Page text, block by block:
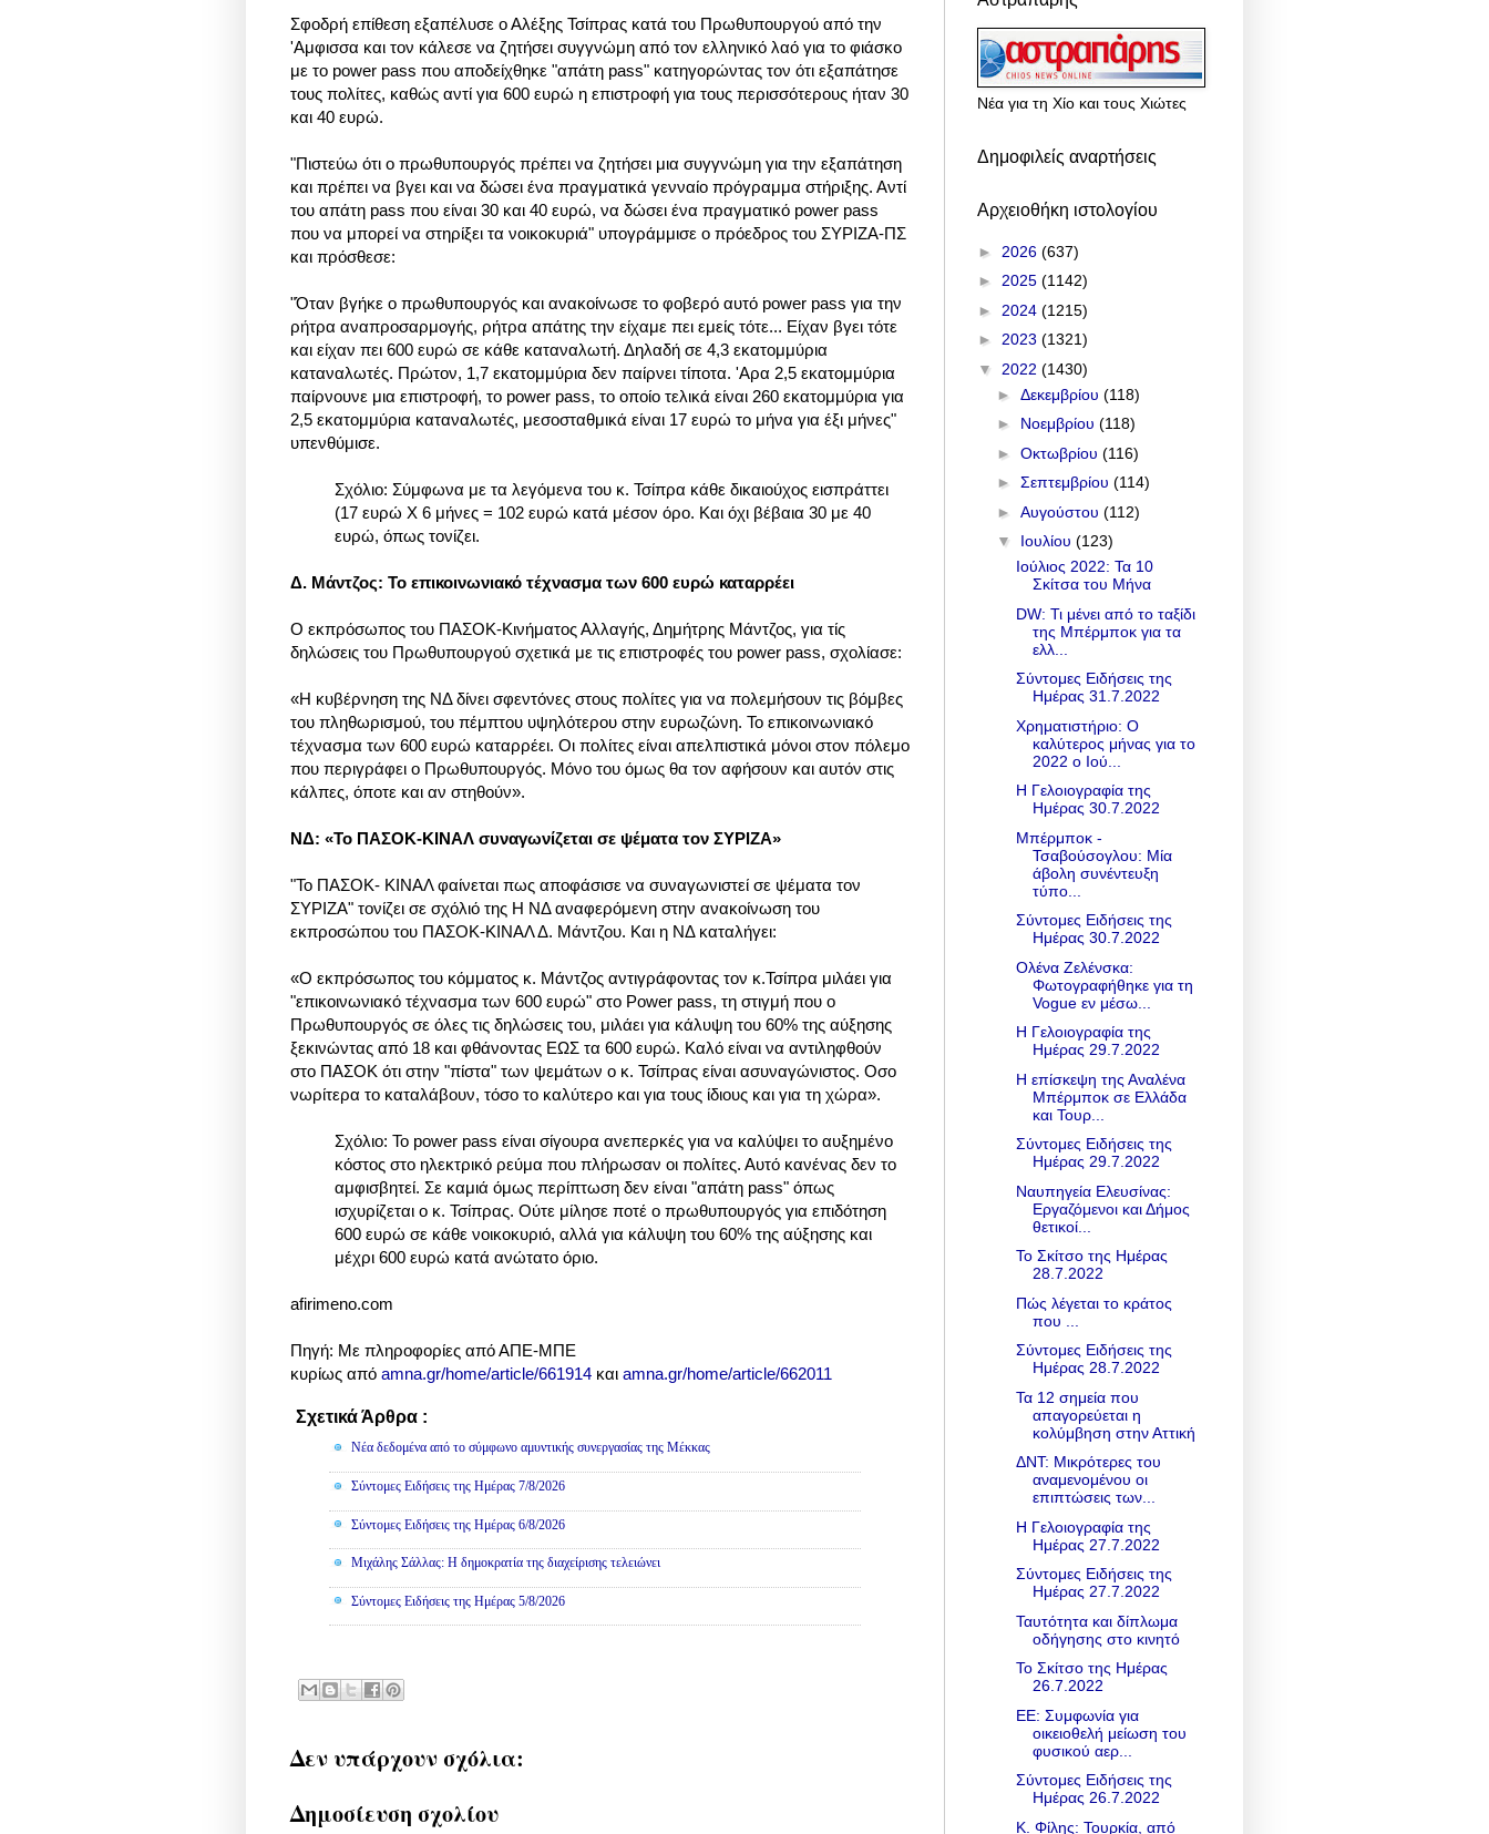
Σφοδρή επίθεση εξαπέλυσε ο Αλέξης Τσίπρας κατά του Πρωθυπουργού από την
'Αμφισσα και τον κάλεσε να ζητήσει συγγνώμη από τον ελληνικό λαό για το φιάσκο
με το power pass που αποδείχθηκε "απάτη pass" κατηγορώντας τον ότι εξαπάτησε
τους πολίτες, καθώς αντί για 600 ευρώ η επιστροφή για τους περισσότερους ήταν 30
και 40 ευρώ.
"Πιστεύω ότι ο πρωθυπουργός πρέπει να ζητήσει μια συγγνώμη για την εξαπάτηση
και πρέπει να βγει και να δώσει ένα πραγματικά γενναίο πρόγραμμα στήριξης. Αντί
του απάτη pass που είναι 30 και 40 ευρώ, να δώσει ένα πραγματικό power pass
που να μπορεί να στηρίξει τα νοικοκυριά" υπογράμμισε ο πρόεδρος του ΣΥΡΙΖΑ-ΠΣ
και πρόσθεσε:
"Όταν βγήκε ο πρωθυπουργός και ανακοίνωσε το φοβερό αυτό power pass για την
ρήτρα αναπροσαρμογής, ρήτρα απάτης την είχαμε πει εμείς τότε... Είχαν βγει τότε
και είχαν πει 600 ευρώ σε κάθε καταναλωτή. Δηλαδή σε 4,3 εκατομμύρια
καταναλωτές. Πρώτον, 1,7 εκατομμύρια δεν παίρνει τίποτα. 'Αρα 2,5 εκατομμύρια
παίρνουνε μια επιστροφή, το power pass, το οποίο τελικά είναι 260 εκατομμύρια για
2,5 εκατομμύρια καταναλωτές, μεσοσταθμικά είναι 17 ευρώ το μήνα για έξι μήνες"
υπενθύμισε.
Σχόλιο: Σύμφωνα με τα λεγόμενα του κ. Τσίπρα κάθε δικαιούχος εισπράττει
(17 ευρώ Χ 6 μήνες = 102 ευρώ κατά μέσον όρο. Και όχι βέβαια 30 με 40
ευρώ, όπως τονίζει.
Δ. Μάντζος: Το επικοινωνιακό τέχνασμα των 600 ευρώ καταρρέει
Ο εκπρόσωπος του ΠΑΣΟΚ-Κινήματος Αλλαγής, Δημήτρης Μάντζος, για τίς
δηλώσεις του Πρωθυπουργού σχετικά με τις επιστροφές του power pass, σχολίασε:
«Η κυβέρνηση της ΝΔ δίνει σφεντόνες στους πολίτες για να πολεμήσουν τις βόμβες
του πληθωρισμού, του πέμπτου υψηλότερου στην ευρωζώνη. Το επικοινωνιακό
τέχνασμα των 600 ευρώ καταρρέει. Οι πολίτες είναι απελπιστικά μόνοι στον πόλεμο
που περιγράφει ο Πρωθυπουργός. Μόνο του όμως θα τον αφήσουν και αυτόν στις
κάλπες, όποτε και αν στηθούν».
ΝΔ: «Το ΠΑΣΟΚ-ΚΙΝΑΛ συναγωνίζεται σε ψέματα τον ΣΥΡΙΖΑ»
"To ΠΑΣΟΚ- ΚΙΝΑΛ φαίνεται πως αποφάσισε να συναγωνιστεί σε ψέματα τον
ΣΥΡΙΖΑ" τονίζει σε σχόλιό της Η ΝΔ αναφερόμενη στην ανακοίνωση του
εκπροσώπου του ΠΑΣΟΚ-ΚΙΝΑΛ Δ. Μάντζου. Και η ΝΔ καταλήγει:
«Ο εκπρόσωπος του κόμματος κ. Μάντζος αντιγράφοντας τον κ.Τσίπρα μιλάει για
"επικοινωνιακό τέχνασμα των 600 ευρώ" στο Power pass, τη στιγμή που ο
Πρωθυπουργός σε όλες τις δηλώσεις του, μιλάει για κάλυψη του 60% της αύξησης
ξεκινώντας από 18 και φθάνοντας ΕΩΣ τα 600 ευρώ. Καλό είναι να αντιληφθούν
στο ΠΑΣΟΚ ότι στην "πίστα" των ψεμάτων ο κ. Τσίπρας είναι ασυναγώνιστος. Οσο
νωρίτερα το καταλάβουν, τόσο το καλύτερο και για τους ίδιους και για τη χώρα».
Σχόλιο: Το power pass είναι σίγουρα ανεπερκές για να καλύψει το αυξημένο
κόστος στο ηλεκτρικό ρεύμα που πλήρωσαν οι πολίτες. Αυτό κανένας δεν το
αμφισβητεί. Σε καμιά όμως περίπτωση δεν είναι "απάτη pass" όπως
ισχυρίζεται ο κ. Τσίπρας. Ούτε μίλησε ποτέ ο πρωθυπουργός για επιδότηση
600 ευρώ σε κάθε νοικοκυριό, αλλά για κάλυψη του 60% της αύξησης και
μέχρι 600 ευρώ κατά ανώτατο όριο.
afirimeno.com
Πηγή: Με πληροφορίες από ΑΠΕ-ΜΠΕ
κυρίως από amna.gr/home/article/661914 και amna.gr/home/article/662011
Σχετικά Άρθρα :
Νέα δεδομένα από το σύμφωνο αμυντικής συνεργασίας της Μέκκας
Σύντομες Ειδήσεις της Ημέρας 7/8/2026
Σύντομες Ειδήσεις της Ημέρας 6/8/2026
Μιχάλης Σάλλας: Η δημοκρατία της διαχείρισης τελειώνει
Σύντομες Ειδήσεις της Ημέρας 5/8/2026
Δεν υπάρχουν σχόλια:
Δημοσίευση σχολίου
Νέα για τη Χίο και τους Χιώτες
Δημοφιλείς αναρτήσεις
Αρχειοθήκη ιστολογίου
► 2026 (637)
► 2025 (1142)
► 2024 (1215)
► 2023 (1321)
▼ 2022 (1430)
► Δεκεμβρίου (118)
► Νοεμβρίου (118)
► Οκτωβρίου (116)
► Σεπτεμβρίου (114)
► Αυγούστου (112)
▼ Ιουλίου (123)
Ιούλιος 2022: Τα 10
Σκίτσα του Μήνα
DW: Τι μένει από το ταξίδι
της Μπέρμποκ για τα
ελλ...
Σύντομες Ειδήσεις της
Ημέρας 31.7.2022
Χρηματιστήριο: Ο
καλύτερος μήνας για το
2022 ο Ιού...
Η Γελοιογραφία της
Ημέρας 30.7.2022
Μπέρμποκ -
Τσαβούσογλου: Μία
άβολη συνέντευξη
τύπο...
Σύντομες Ειδήσεις της
Ημέρας 30.7.2022
Ολένα Ζελένσκα:
Φωτογραφήθηκε για τη
Vogue εν μέσω...
Η Γελοιογραφία της
Ημέρας 29.7.2022
Η επίσκεψη της Αναλένα
Μπέρμποκ σε Ελλάδα
και Τουρ...
Σύντομες Ειδήσεις της
Ημέρας 29.7.2022
Ναυπηγεία Ελευσίνας:
Εργαζόμενοι και Δήμος
θετικοί...
Το Σκίτσο της Ημέρας
28.7.2022
Πώς λέγεται το κράτος
που ...
Σύντομες Ειδήσεις της
Ημέρας 28.7.2022
Τα 12 σημεία που
απαγορεύεται η
κολύμβηση στην Αττική
ΔΝΤ: Μικρότερες του
αναμενομένου οι
επιπτώσεις των...
Η Γελοιογραφία της
Ημέρας 27.7.2022
Σύντομες Ειδήσεις της
Ημέρας 27.7.2022
Ταυτότητα και δίπλωμα
οδήγησης στο κινητό
Το Σκίτσο της Ημέρας
26.7.2022
ΕΕ: Συμφωνία για
οικειοθελή μείωση του
φυσικού αερ...
Σύντομες Ειδήσεις της
Ημέρας 26.7.2022
Κ. Φίλης: Τουρκία, από